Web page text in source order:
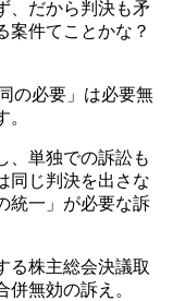
、だから判決も矛
案件てことかな？
の必要」は必要無
、単独での訴訟も
同じ判決を出さな
統一」が必要な訴
る株主総会決議取
無効の訴え。